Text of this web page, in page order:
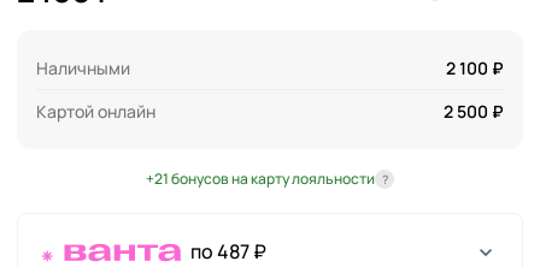
Наличными
2 100 ₽
Картой онлайн
2 500 ₽
+21 бонусов на карту лояльности ?
по 487 ₽